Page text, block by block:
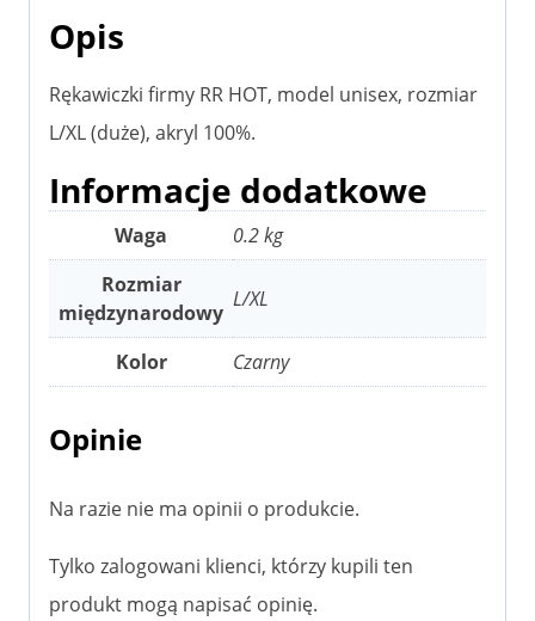
Opis
Rękawiczki firmy RR HOT, model unisex, rozmiar
L/XL (duże), akryl 100%.
Informacje dodatkowe
Waga
0.2 kg
Rozmiar
międzynarodowy
L/XL
Kolor Czarny
Opinie
Na razie nie ma opinii o produkcie.
Tylko zalogowani klienci, którzy kupili ten
produkt mogą napisać opinię.